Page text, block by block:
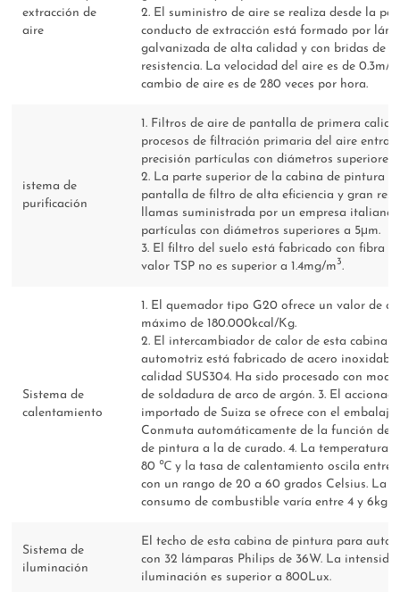
extracción de
aire
2. El suministro de aire se realiza desde la
conducto de extracción está formado por
galvanizada de alta calidad y con bridas de
resistencia. La velocidad del aire es de 0.3m/
cambio de aire es de 280 veces por hora.
istema de
purificación
1. Filtros de aire de pantalla de primera
procesos de filtración primaria del aire
precisión partículas con diámetros superiores
2. La parte superior de la cabina de pintura
pantalla de filtro de alta eficiencia y gran
llamas suministrada por un empresa italiana.
partículas con diámetros superiores a 5μm.
3. El filtro del suelo está fabricado con fibra
valor TSP no es superior a 1.4mg/m3.
Sistema de
calentamiento
1. El quemador tipo G20 ofrece un valor de
máximo de 180.000kcal/Kg.
2. El intercambiador de calor de esta cabina
automotriz está fabricado de acero
calidad SUS304. Ha sido procesado con
de soldadura de arco de argón. 3. El
importado de Suiza se ofrece con el
Conmuta automáticamente de la función de
de pintura a la de curado. 4. La temperatura
80 ℃ y la tasa de calentamiento oscila entre
con un rango de 20 a 60 grados Celsius. La
consumo de combustible varía entre 4 y 6kg
Sistema de
iluminación
El techo de esta cabina de pintura para
con 32 lámparas Philips de 36W. La
iluminación es superior a 800Lux.